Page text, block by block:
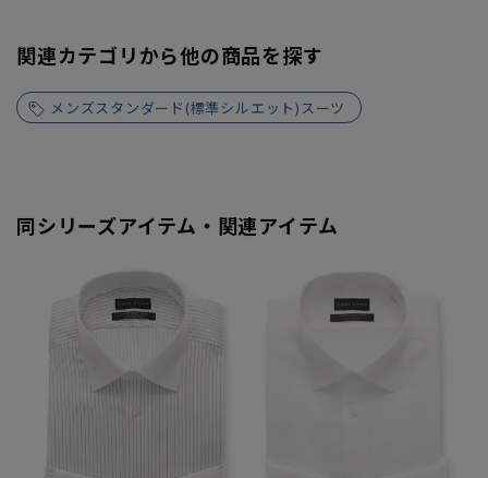
関連カテゴリから他の商品を探す
メンズスタンダード(標準シルエット)スーツ
同シリーズアイテム・関連アイテム